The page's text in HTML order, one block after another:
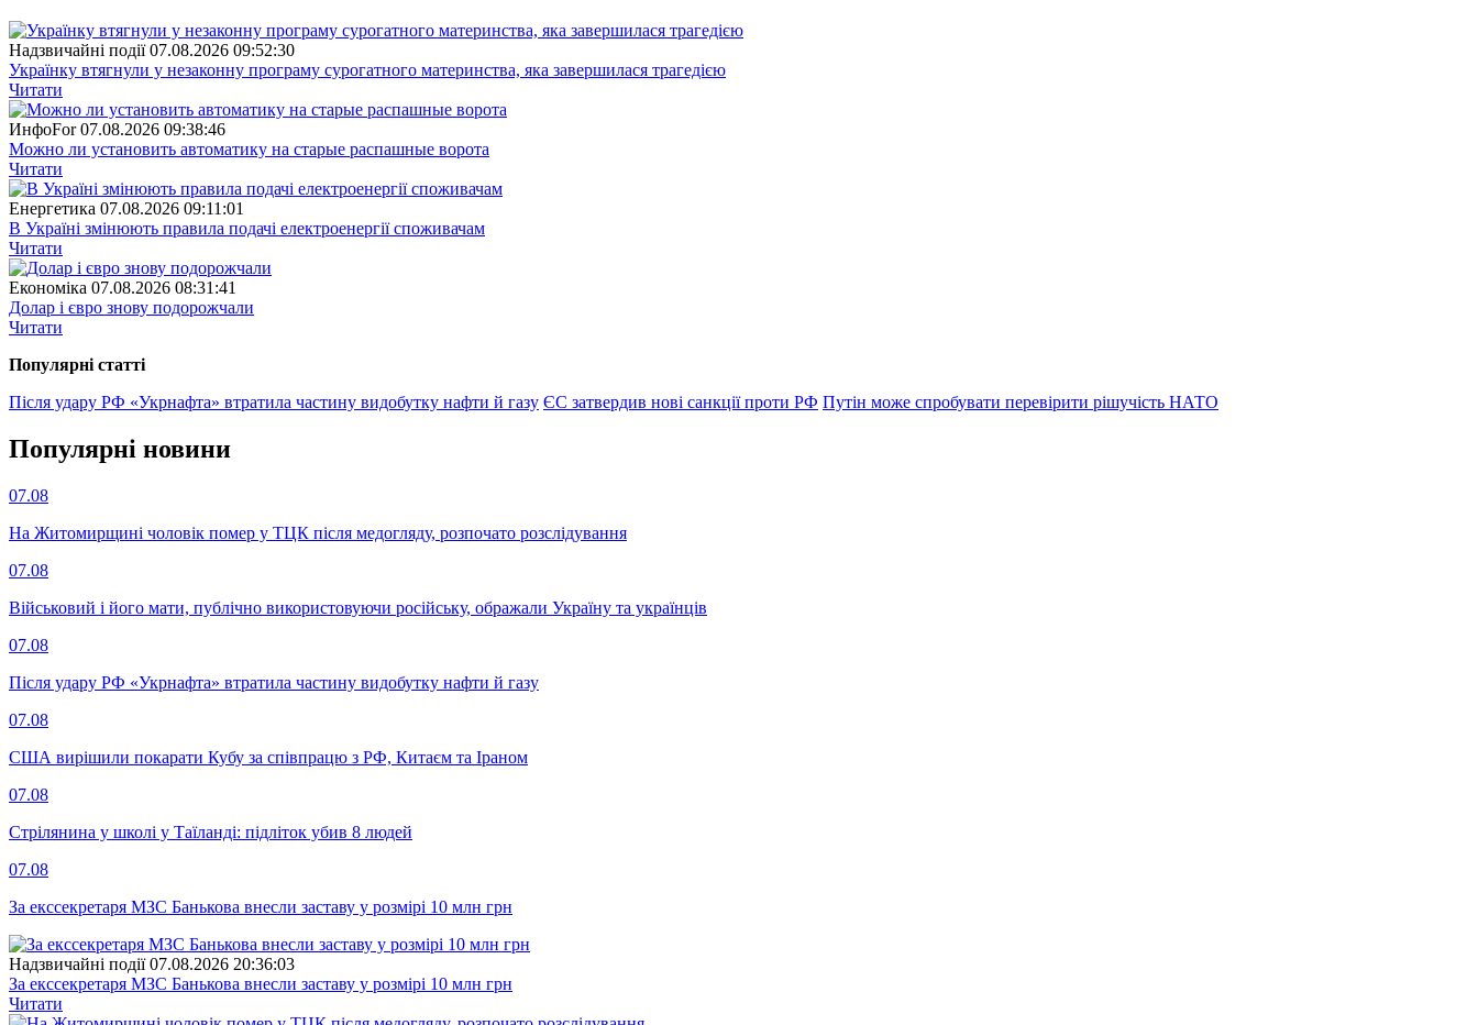
Надзвичайні події 07.08.2026 09:52:30
Українку втягнули у незаконну програму сурогатного материнства, яка завершилася трагедією
Читати
ИнфоFor 07.08.2026 09:38:46
Можно ли установить автоматику на старые распашные ворота
Читати
Енергетика 07.08.2026 09:11:01
В Україні змінюють правила подачі електроенергії споживачам
Читати
Економіка 07.08.2026 08:31:41
Долар і євро знову подорожчали
Читати
Популярнi статтi
Після удару РФ «Укрнафта» втратила частину видобутку нафти й газу ЄС затвердив нові санкції проти РФ Путін може спробувати перевірити рішучість НАТО
Популярнi новини
07.08
На Житомирщині чоловік помер у ТЦК після медогляду, розпочато розслідування
07.08
Військовий і його мати, публічно використовуючи російську, ображали Україну та українців
07.08
Після удару РФ «Укрнафта» втратила частину видобутку нафти й газу
07.08
США вирішили покарати Кубу за співпрацю з РФ, Китаєм та Іраном
07.08
Стрілянина у школі у Таїланді: підліток убив 8 людей
07.08
За екссекретаря МЗС Банькова внесли заставу у розмірі 10 млн грн
Надзвичайні події 07.08.2026 20:36:03
За екссекретаря МЗС Банькова внесли заставу у розмірі 10 млн грн
Читати